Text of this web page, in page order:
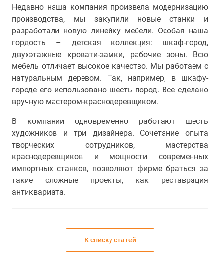
Недавно наша компания произвела модернизацию
производства, мы закупили новые станки и
разработали новую линейку мебели. Особая наша
гордость – детская коллекция: шкаф-город,
двухэтажные кровати-замки, рабочие зоны. Всю
мебель отличает высокое качество. Мы работаем с
натуральным деревом. Так, например, в шкафу-
городе его использовано шесть пород. Все сделано
вручную мастером-краснодеревщиком.
В компании одновременно работают шесть
художников и три дизайнера. Сочетание опыта
творческих сотрудников, мастерства
краснодеревщиков и мощности современных
импортных станков, позволяют фирме браться за
такие сложные проекты, как реставрация
антиквариата.
К списку статей